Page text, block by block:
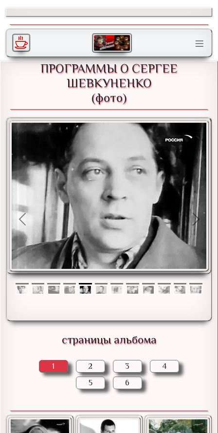
ПРОГРАММЫ О СЕРГЕЕ
ШЕВКУНЕНКО
(фото)
Previous Next
страницы альбома
1 2 3
4
5
6